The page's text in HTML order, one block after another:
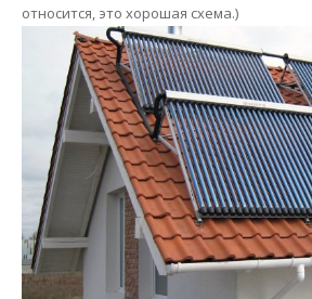
относится, это хорошая схема.)